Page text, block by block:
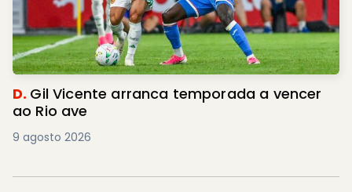
D. Gil Vicente arranca temporada a vencer
ao Rio ave
9 agosto 2026